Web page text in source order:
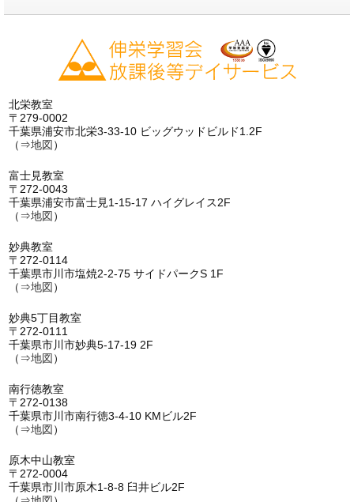
北栄教室
〒279-0002
千葉県浦安市北栄3-33-10 ビッグウッドビルド1.2F
（⇒地図 ）
富士見教室
〒272-0043
千葉県浦安市富士見1-15-17 ハイグレイス2F
（⇒地図 ）
妙典教室
〒272-0114
千葉県市川市塩焼2-2-75 サイドパークS 1F
（⇒地図 ）
妙典5丁目教室
〒272-0111
千葉県市川市妙典5-17-19 2F
（⇒地図 ）
南行徳教室
〒272-0138
千葉県市川市南行徳3-4-10 KMビル2F
（⇒地図 ）
原木中山教室
〒272-0004
千葉県市川市原木1-8-8 臼井ビル2F